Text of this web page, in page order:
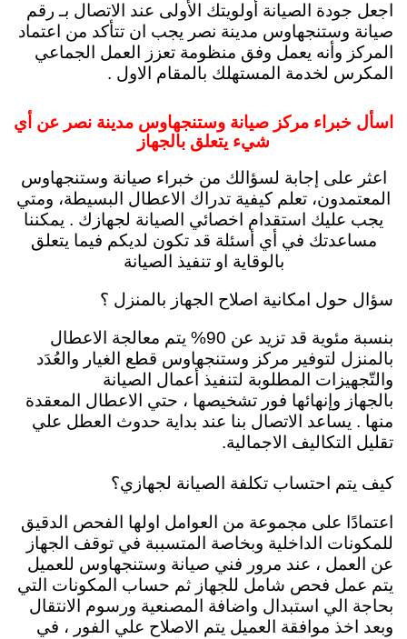
اجعل جودة الصيانة أولويتك الأولى عند الاتصال بـ رقم
صيانة وستنجهاوس مدينة نصر يجب ان تتأكد من اعتماد
المركز وأنه يعمل وفق منظومة تعزز العمل الجماعي
المكرس لخدمة المستهلك بالمقام الاول .
اسأل خبراء مركز صيانة وستنجهاوس مدينة نصر عن أي
شيء يتعلق بالجهاز
اعثر على إجابة لسؤالك من خبراء صيانة وستنجهاوس
المعتمدون، تعلم كيفية تدراك الاعطال البسيطة، ومتي
يجب عليك استقدام اخصائي الصيانة لجهازك . يمكننا
مساعدتك في أي أسئلة قد تكون لديكم فيما يتعلق
بالوقاية او تنفيذ الصيانة
سؤال حول امكانية اصلاح الجهاز بالمنزل ؟
بنسبة مئوية قد تزيد عن 90% يتم معالجة الاعطال
بالمنزل لتوفير مركز وستنجهاوس قطع الغيار والعُدَد
والتّجهيزات المطلوبة لتنفيذ أعمال الصيانة
بالجهاز وإنهائها فور تشخيصها ، حتي الاعطال المعقدة
منها . يساعد الاتصال بنا عند بداية حدوث العطل علي
تقليل التكاليف الاجمالية.
كيف يتم احتساب تكلفة الصيانة لجهازي؟
اعتمادًا على مجموعة من العوامل اولها الفحص الدقيق
للمكونات الداخلية وبخاصة المتسببة في توقف الجهاز
عن العمل ، عند مرور فني صيانة وستنجهاوس للعميل
يتم عمل فحص شامل للجهاز ثم حساب المكونات التي
بحاجة الي استبدال واضافة المصنعية ورسوم الانتقال
وبعد اخذ موافقة العميل يتم الاصلاح علي الفور ، في